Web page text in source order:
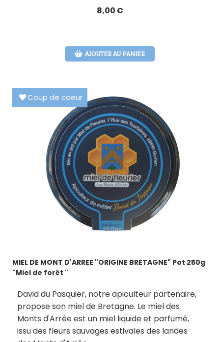
8,00€
AJOUTER AU PANIER
MIEL DE MONT D'ARREE "ORIGINE BRETAGNE" Pot 250g
"Miel de forêt "
David du Pasquier, notre apiculteur partenaire,
propose son miel de Bretagne. Le miel des
Monts d'Arrée est un miel liquide et parfumé,
issu des fleurs sauvages estivales des landes
Coup de coeur